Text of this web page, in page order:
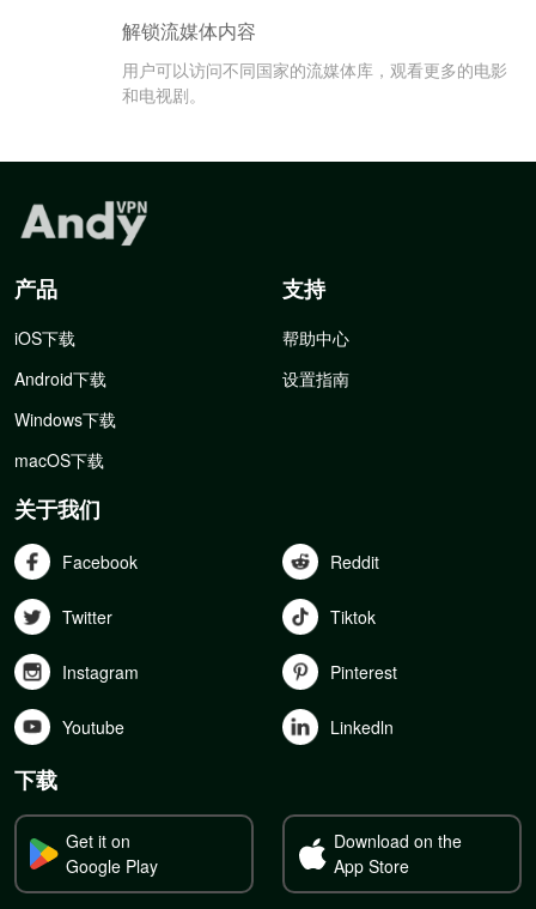
解锁流媒体内容
用户可以访问不同国家的流媒体库，观看更多的电影
和电视剧。
产品
iOS下载
Android下载
Windows下载
macOS下载
支持
帮助中心
设置指南
关于我们
Facebook Reddit
Twitter Tiktok
Instagram Pinterest
Youtube Linkedln
下载
Get it on
Google Play
Download on the
App Store